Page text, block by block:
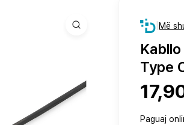
|Më
Type
Paguaj